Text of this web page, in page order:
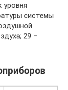
уровня
системы
29 –